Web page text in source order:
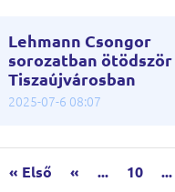
Lehmann Csongor
sorozatban
Tiszaújvárosban
2025-07-6 08:07
« Első « ... 10 ...